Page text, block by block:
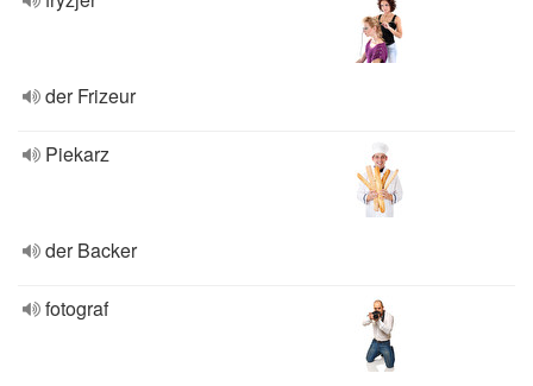
der Frizeur
Piekarz
der Backer
fotograf